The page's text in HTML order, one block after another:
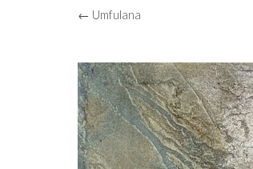
← Umfulana